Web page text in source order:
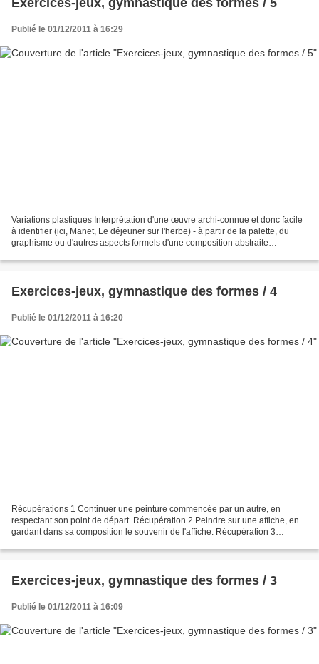
Publié le 01/12/2011 à 16:29
Variations plastiques Interprétation d'une œuvre archi-connue et donc facile
à identifier (ici, Manet, Le déjeuner sur l'herbe) - à partir de la palette, du
graphisme ou d'autres aspects formels d'une composition abstraite
Exercices-jeux, gymnastique des formes / 4
Publié le 01/12/2011 à 16:20
Récupérations 1 Continuer une peinture commencée par un autre, en
respectant son point de départ. Récupération 2 Peindre sur une affiche, en
gardant dans sa composition le souvenir de l'affiche. Récupération 3
Exercices-jeux, gymnastique des formes / 3
Publié le 01/12/2011 à 16:09